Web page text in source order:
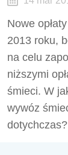
Nowe
2013 roku,
na celu
niższymi
śmieci. W
wywóz
dotychczas?